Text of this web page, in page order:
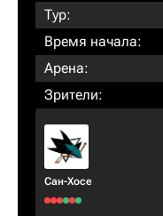
Тур:
Время начала:
Арена:
Зрители:
Сан-Хосе